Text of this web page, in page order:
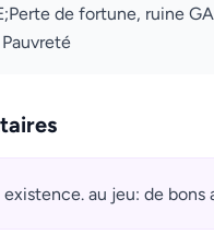
de fortune, ruine
au jeu: de